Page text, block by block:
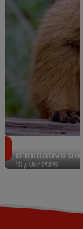
31 juillet 2026
d’initiative